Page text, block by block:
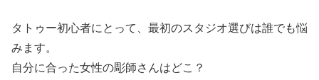
タトゥー初心者にとって、最初のスタジオ選びは誰でも悩
みます。
自分に合った女性の彫師さんはどこ？